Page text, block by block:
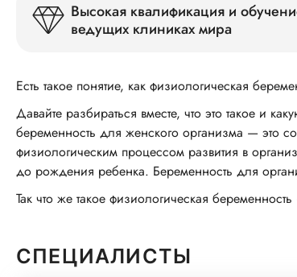
Высокая квалификация и
ведущих клиниках мира
Есть такое понятие, как физиологическая
Давайте разбираться вместе, что это такое и
беременность для женского организма — это
физиологическим процессом развития в
до рождения ребенка. Беременность для
Так что же такое физиологическая
СПЕЦИАЛИСТЫ